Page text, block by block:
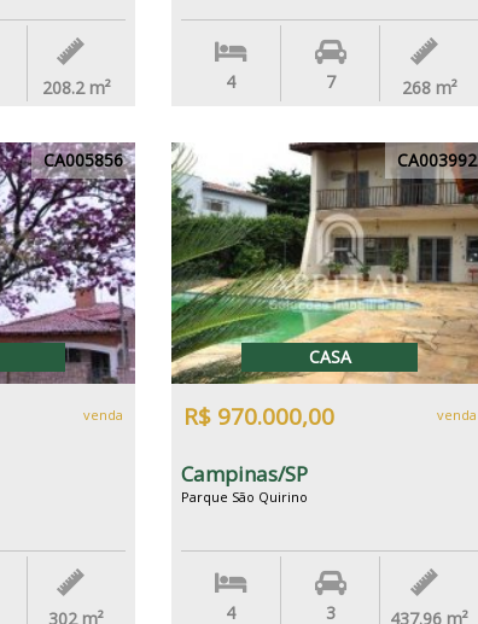
208.2 m² 4 7 268 m²
CA005856
venda
302 m²
CA003992
CASA
R$ 970.000,00 venda
Campinas/SP
Parque São Quirino
4 3 437.96 m²